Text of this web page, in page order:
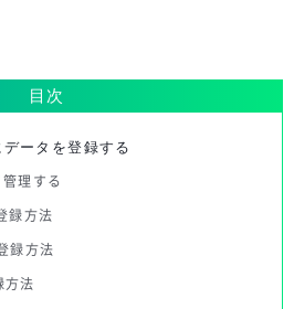
目次
ータを登録する
理する
方法
録方法
法